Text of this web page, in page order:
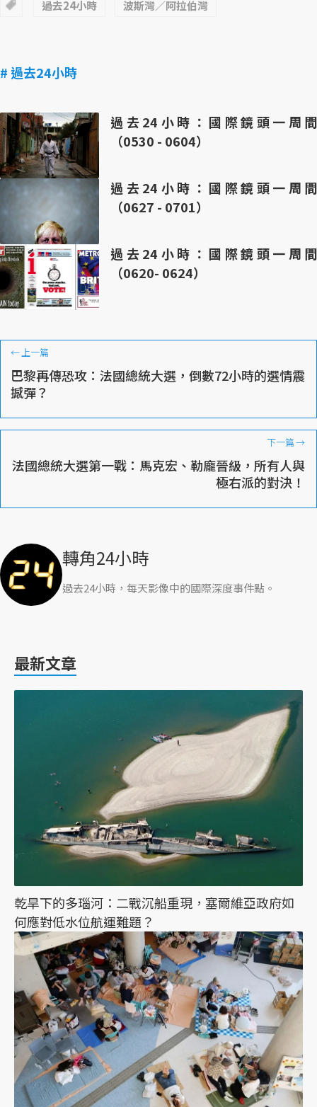
過去24小時 波斯灣／阿拉伯灣
# 過去24小時
過去24小時：國際鏡頭一周間
（0530 - 0604）
過去24小時：國際鏡頭一周間
（0627 - 0701）
過去24小時：國際鏡頭一周間
（0620- 0624）
←上一篇
巴黎再傳恐攻：法國總統大選，倒數72小時的選情震
撼彈？
下一篇→
法國總統大選第一戰：馬克宏、勒龐晉級，所有人與
極右派的對決！
轉角24小時
過去24小時，每天影像中的國際深度事件點。
最新文章
乾旱下的多瑙河：二戰沉船重現，塞爾維亞政府如
何應對低水位航運難題？